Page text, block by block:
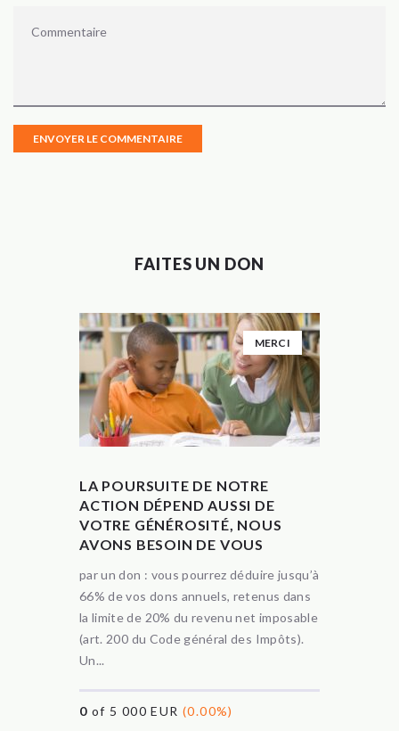
FAITES UN DON
MERCI
LA POURSUITE DE NOTRE
ACTION DÉPEND AUSSI DE
VOTRE GÉNÉROSITÉ, NOUS
AVONS BESOIN DE VOUS
par un don : vous pourrez déduire jusqu’à
66% de vos dons annuels, retenus dans
la limite de 20% du revenu net imposable
(art. 200 du Code général des Impôts).
Un...
0 of 5 000 EUR(0.00%)